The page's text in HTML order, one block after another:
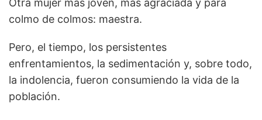
colmo de colmos: maestra.
Pero, el tiempo, los persistentes
enfrentamientos, la sedimentación y, sobre todo,
la indolencia, fueron consumiendo la vida de la
población.